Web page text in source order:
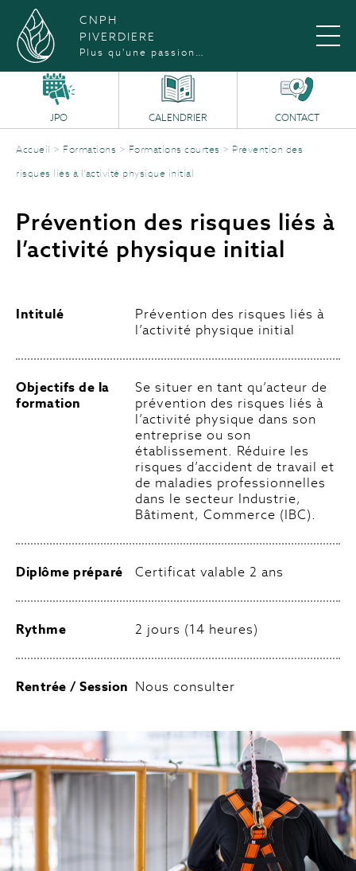
CNPH
PIVERDIERE
Plus qu'une passion…
JPO CALENDRIER CONTACT
Accueil > Formations > Formations courtes > Prévention des
risques liés à l’activité physique initial
Prévention des risques liés à
l’activité physique initial
Intitulé
Prévention des risques liés à
l’activité physique initial
Objectifs de la
formation
Se situer en tant qu’acteur de
prévention des risques liés à
l’activité physique dans son
entreprise ou son
établissement. Réduire les
risques d’accident de travail et
de maladies professionnelles
dans le secteur Industrie,
Bâtiment, Commerce (IBC).
Diplôme préparé Certificat valable 2 ans
Rythme 2 jours (14 heures)
Rentrée / Session Nous consulter